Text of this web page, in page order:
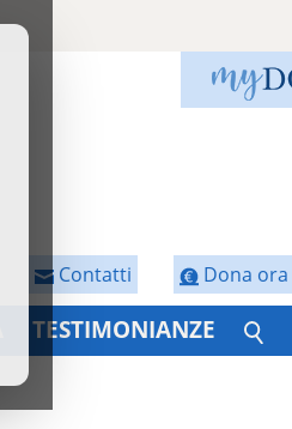
Dona ora
Contatti
TESTIMONIANZE